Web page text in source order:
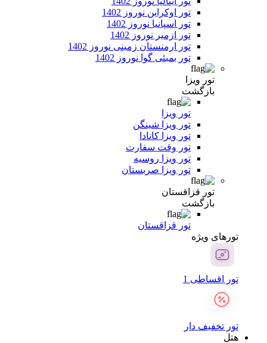
تور اوکراین نوروز 1402
تور اسپانیا نوروز 1402
تور ازمیر نوروز 1402
تور ارمنستان زمینی نوروز 1402
تور بمبئی گوا نوروز 1402
تور ویزا
بازگشت
تور ویزا
تور ویزا شینگن
تور ویزا کانادا
تور وقت سفارت
تور ویزا روسیه
تور ویزا صربستان
تور قزاقستان
بازگشت
تور قزاقستان
تور‌های ویژه
تور اقساطی 1
تور تخفیف دار
هتل